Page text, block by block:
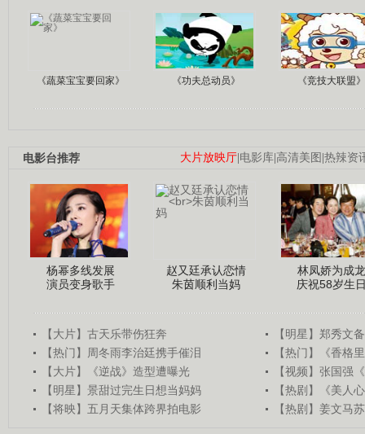
《蔬菜宝宝要回家》 《功夫总动员》 《竞技大联盟》
大片放映厅|电影库|高清美图 |热辣资
电影台推荐
杨幂多线发展
演员变身歌手
赵又廷承认恋情
朱茵顺利当妈
林凤娇为成龙
庆祝58岁生
【大片】古天乐带伤狂奔
【明星】郑秀文
【热门】周冬雨李治廷携手催泪
【热门】《香格
【大片】《逆战》造型遭曝光
【视频】张国强
【明星】景甜过完生日想当妈妈
【热剧】《美人
【将映】五月天集体跨界拍电影
【热剧】姜文马